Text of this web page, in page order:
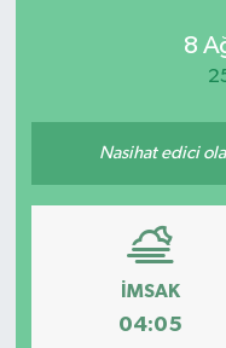
8
Nasihat edici
İMSAK
04:05